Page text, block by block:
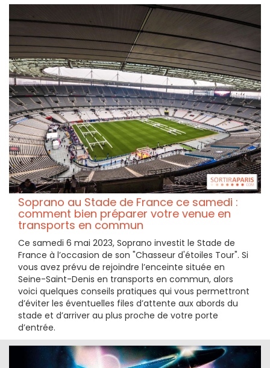
Soprano au Stade de France ce samedi :
comment bien préparer votre venue en
transports en commun
Ce samedi 6 mai 2023, Soprano investit le Stade de
France à l’occasion de son "Chasseur d'étoiles Tour". Si
vous avez prévu de rejoindre l’enceinte située en
Seine-Saint-Denis en transports en commun, alors
voici quelques conseils pratiques qui vous permettront
d’éviter les éventuelles files d’attente aux abords du
stade et d’arriver au plus proche de votre porte
d’entrée.